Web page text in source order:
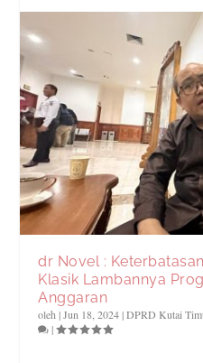
dr Novel :
Klasik Lambannya
Anggaran
oleh|Jun 18, 2024|DPRD Kutai
|